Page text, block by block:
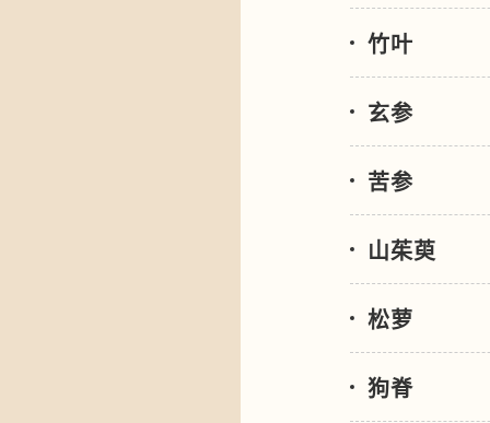
竹叶
玄参
苦参
山茱萸
松萝
狗脊